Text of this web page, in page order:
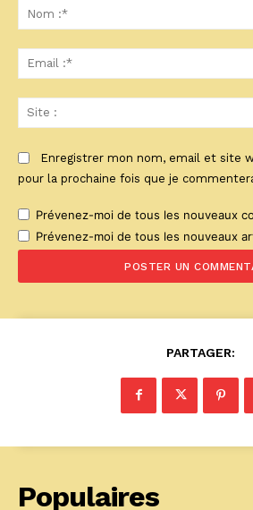
Enregistrer mon nom, email et site
pour la prochaine fois que je
Prévenez-moi de tous les nouveaux
Prévenez-moi de tous les nouveaux
PARTAGER:
Populaires